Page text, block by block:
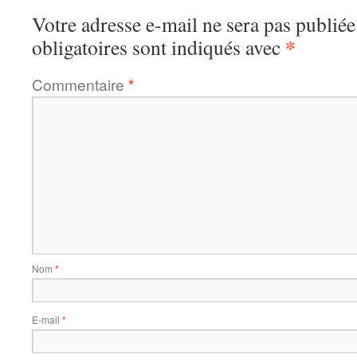
Votre adresse e-mail ne sera pas
obligatoires sont indiqués avec *
Commentaire *
Nom *
E-mail *